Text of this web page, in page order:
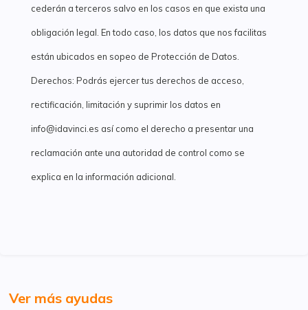
cederán a terceros salvo en los casos en que exista una
obligación legal. En todo caso, los datos que nos facilitas
están ubicados en sopeo de Protección de Datos.
Derechos: Podrás ejercer tus derechos de acceso,
rectificación, limitación y suprimir los datos en
info@idavinci.es así como el derecho a presentar una
reclamación ante una autoridad de control como se
explica en la información adicional.
Ver más ayudas